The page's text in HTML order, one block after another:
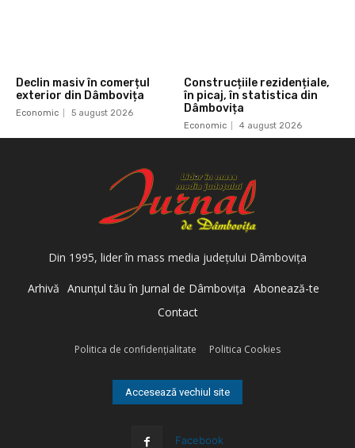
Declin masiv în comerțul
exterior din Dâmbovița
Economic 5 august 2026
Construcțiile rezidențiale,
în picaj, în statistica din
Dâmbovița
Economic 4 august 2026
Din 1995, lider în mass media judeţului Dâmboviţa
Arhivă Anunţul tău în Jurnal de Dâmboviţa Abonează-te
Contact
Politica de confidenţialitate Politica Cookies
Accesează vechiul site
Facebook